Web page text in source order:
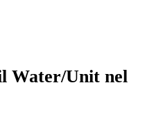
Water/Unit nel